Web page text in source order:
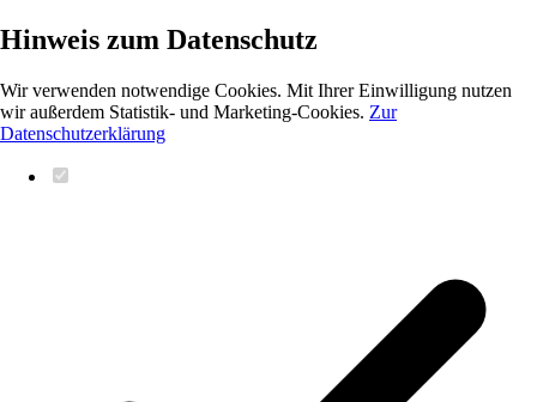
Hinweis zum Datenschutz
Wir verwenden notwendige Cookies. Mit Ihrer Einwilligung nutzen
wir außerdem Statistik- und Marketing-Cookies. Zur
Datenschutzerklärung